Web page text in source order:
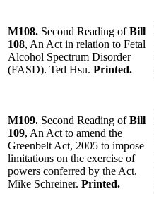
M108. Second Reading ofBill
108, An Act in relation to Fetal
Alcohol Spectrum Disorder
(FASD). Ted Hsu. Printed.
M109. Second Reading ofBill
109, An Act to amend the
Greenbelt Act, 2005 to impose
limitations on the exercise of
powers conferred by the Act.
Mike Schreiner. Printed.